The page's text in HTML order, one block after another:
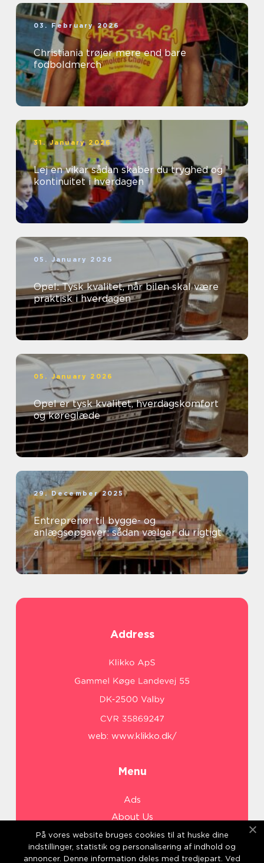
03. February 2026
Christiania trøjer mere end bare
fodboldmerch
31. January 2026
Lej en vikar sådan skaber du tryghed og
kontinuitet i hverdagen
05. January 2026
Opel: Tysk kvalitet, når bilen skal være
praktisk i hverdagen
05. January 2026
Opel er tysk kvalitet, hverdagskomfort
og køreglæde
29. December 2025
Entreprenør til bygge- og
anlægsopgaver: sådan vælger du rigtigt
Address
web: www.klikko.dk/
Menu
Ads
About Us
Cookies
Contact
På vores website bruges cookies til at huske dine
indstillinger, statistik og personalisering af indhold og
annoncer. Denne information deles med tredjepart. Ved